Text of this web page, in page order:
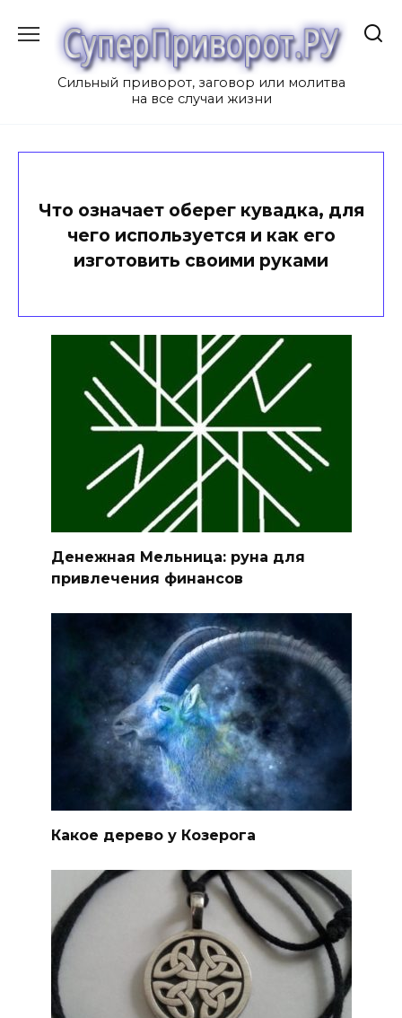
содержанию
Сильный приворот, заговор или молитва
на все случаи жизни
Что означает оберег кувадка, для
чего используется и как его
изготовить своими руками
Денежная Мельница: руна для
привлечения финансов
Какое дерево у Козерога